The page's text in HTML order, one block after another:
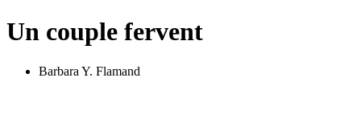
Un couple fervent
Barbara Y. Flamand